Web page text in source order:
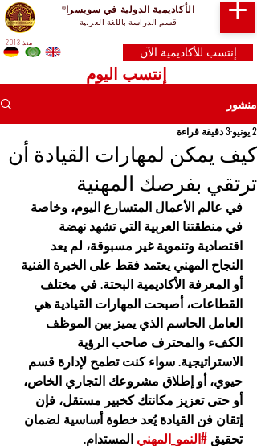
الأكاديمية الدولية في سويسرا®
قسم الدراسة باللغة العربية
إنتسب للأكاديمية الآن
إنتسب اليوم
منذ 2013
منشور
كيف يمكن لمهارات القيادة أن
ترتقي بفرصك المهنية
2 يونيو 3 دقيقة قراءة
في عالم الأعمال المتسارع اليوم، وخاصة
في منطقتنا العربية التي تشهد نهضة
اقتصادية وتنموية غير مسبوقة، لم يعد
النجاح المهني يعتمد فقط على الخبرة الفنية
أو المعرفة الأكاديمية البحتة. في مختلف
القطاعات، أصبحت المهارات القيادية هي
العامل الحاسم الذي يميز بين الموظف
الكفء والمحترف صاحب الرؤية
الاستراتيجية. سواء كنت تطمح لإدارة قسم
حيوي، أو إطلاق مشروعك التجاري الخاص،
أو حتى تعزيز مكانتك كخبير مستقل، فإن
إتقان فن القيادة يُعد خطوة أساسية لضمان
تحقيق #النمو_المهني المستدام.